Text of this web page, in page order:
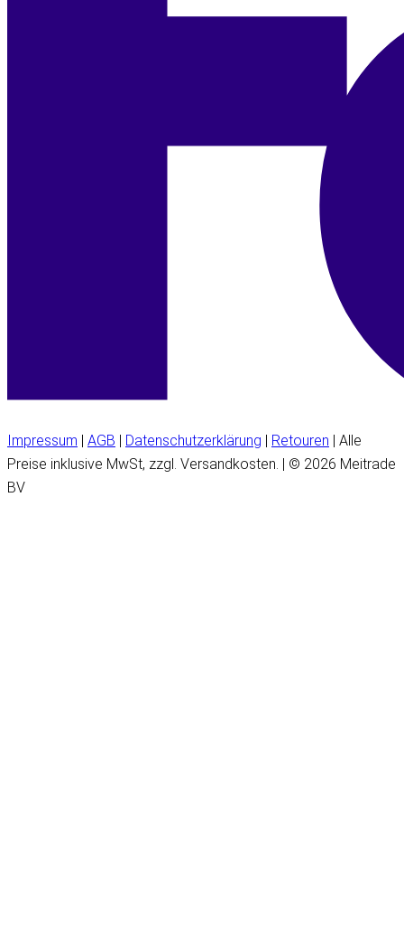
Impressum AGB Datenschutzerklärung Retouren | Alle
Preise inklusive MwSt, zzgl. Versandkosten. | © 2026 Meitrade
BV